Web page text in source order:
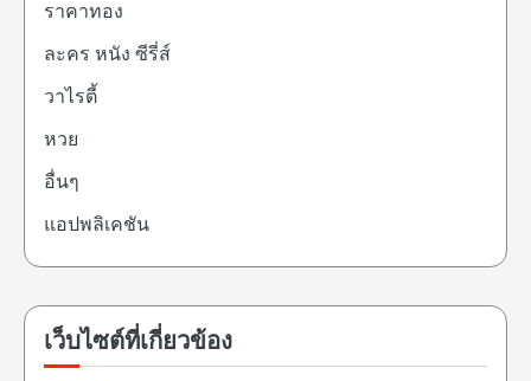
ราคาทอง
ละคร หนัง ซีรี่ส์
วาไรตี้
หวย
อื่นๆ
แอปพลิเคชัน
เว็บไซต์ที่เกี่ยวข้อง